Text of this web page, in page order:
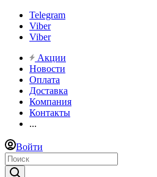
Telegram
Viber
Viber
Акции
Новости
Оплата
Доставка
Компания
Контакты
...
Войти